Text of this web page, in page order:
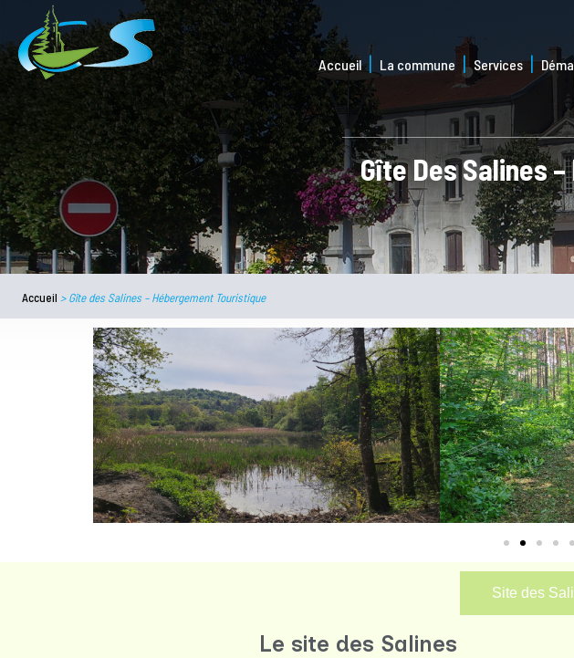
Accueil La commune Services
Gîte Des Salines
Accueil >Gîte des Salines – Hébergement Touristique
Site des
Le site des Salines